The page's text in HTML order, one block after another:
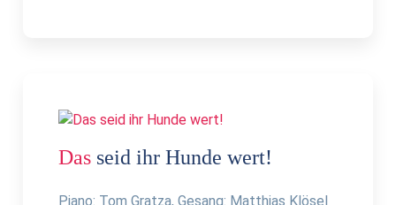
Das seid ihr Hunde wert!
Piano: Tom Gratza, Gesang: Matthias Klösel